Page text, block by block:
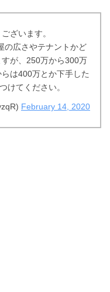
ざいます。
の広さやテナントかど
が、250万から300万
は400万とか下手した
けてください。
February 14, 2020